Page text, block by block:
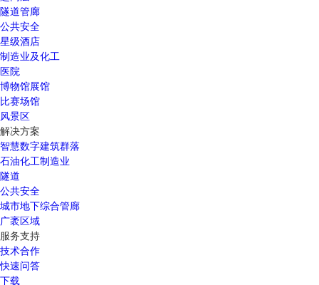
隧道管廊
公共安全
星级酒店
制造业及化工
医院
博物馆展馆
比赛场馆
风景区
解决方案
智慧数字建筑群落
石油化工制造业
隧道
公共安全
城市地下综合管廊
广袤区域
服务支持
技术合作
快速问答
下载